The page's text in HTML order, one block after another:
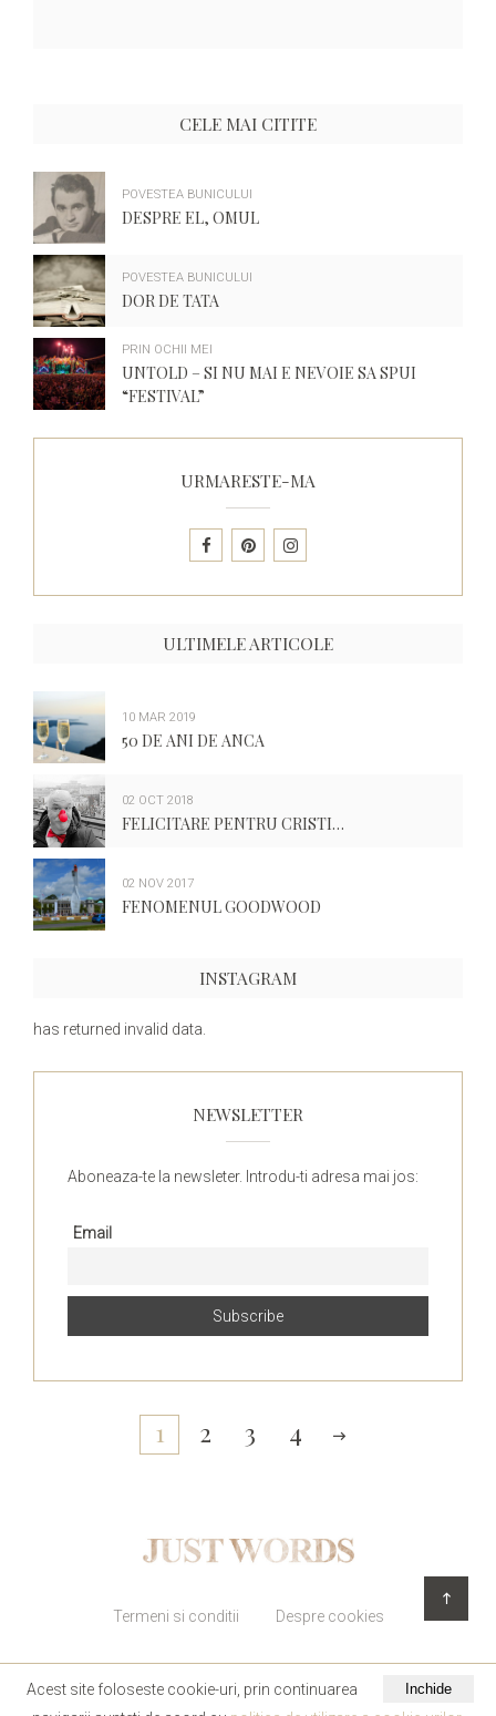
CELE MAI CITITE
POVESTEA BUNICULUI
DESPRE EL, OMUL
POVESTEA BUNICULUI
DOR DE TATA
PRIN OCHII MEI
UNTOLD – SI NU MAI E NEVOIE SA SPUI
“FESTIVAL”
URMARESTE-MA
ULTIMELE ARTICOLE
10 MAR 2019
50 DE ANI DE ANCA
02 OCT 2018
FELICITARE PENTRU CRISTI…
02 NOV 2017
FENOMENUL GOODWOOD
INSTAGRAM
has returned invalid data.
NEWSLETTER
Aboneaza-te la newsleter. Introdu-ti adresa mai jos:
Email
1 2 3 4
Termeni si conditii Despre cookies
Inchide
Acest site foloseste cookie-uri, prin continuarea